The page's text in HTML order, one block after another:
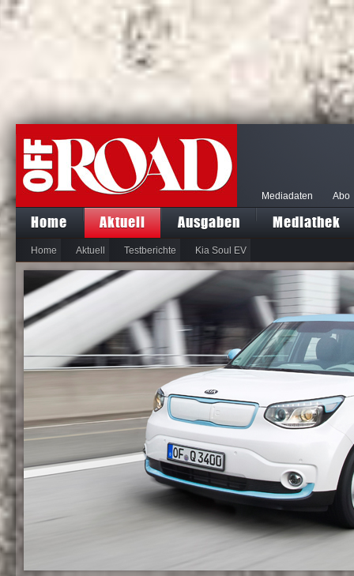
Mediadaten Abo
Home Aktuell Ausgaben Mediathek
Home Aktuell Testberichte Kia Soul EV